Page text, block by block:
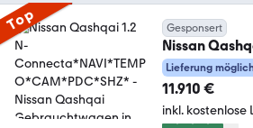
Top Gesponsert
Nissan
DC*SHZ*
Lieferung
11.910 €
inkl. kostenlose